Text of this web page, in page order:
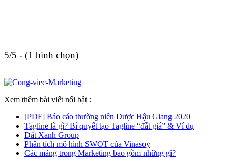
5/5 - (1 bình chọn)
Xem thêm bài viết nổi bật :
[PDF] Báo cáo thường niên Dược Hậu Giang 2020
Tagline là gì? Bí quyết tạo Tagline “đắt giá” & Ví dụ
Đất Xanh Group
Phân tích mô hình SWOT của Vinasoy
Các mảng trong Marketing bao gồm những gì?